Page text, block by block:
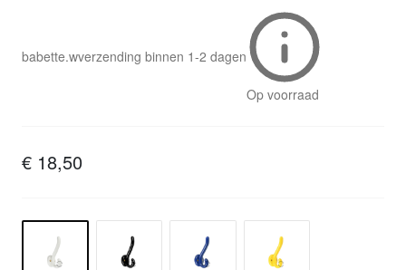
babette.wverzending binnen 1-2 dagen
Op voorraad
€ 18,50